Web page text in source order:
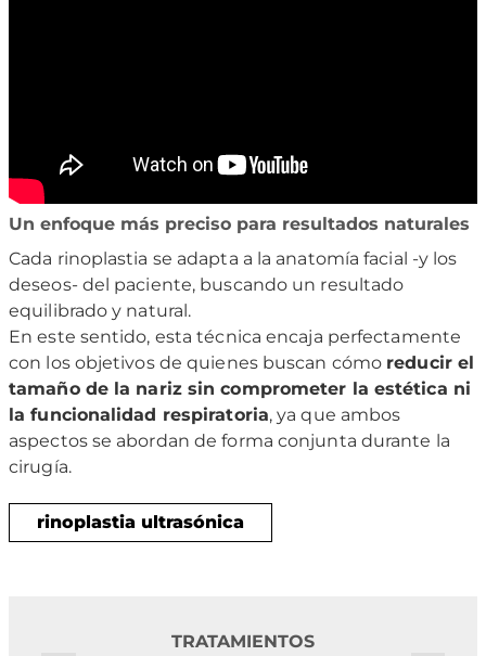
Un enfoque más preciso para resultados naturales
Cada rinoplastia se adapta a la anatomía facial -y los
deseos- del paciente, buscando un resultado
equilibrado y natural.
En este sentido, esta técnica encaja perfectamente
con los objetivos de quienes buscan cómo reducir el
tamaño de la nariz sin comprometer la estética ni
la funcionalidad respiratoria, ya que ambos
aspectos se abordan de forma conjunta durante la
cirugía.
rinoplastia ultrasónica
TRATAMIENTOS